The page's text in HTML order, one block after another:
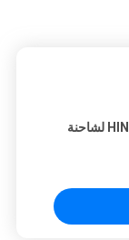
أسطوانة الفرامل HINO H07C لشاحنة